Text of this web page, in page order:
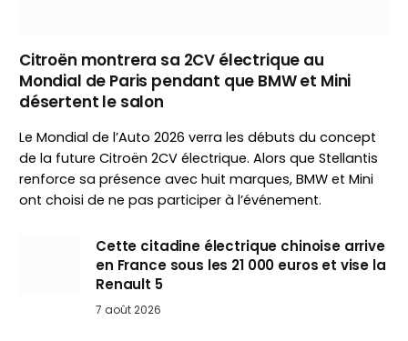
Citroën montrera sa 2CV électrique au
Mondial de Paris pendant que BMW et Mini
désertent le salon
Le Mondial de l’Auto 2026 verra les débuts du concept
de la future Citroën 2CV électrique. Alors que Stellantis
renforce sa présence avec huit marques, BMW et Mini
ont choisi de ne pas participer à l’événement.
Cette citadine électrique chinoise arrive
en France sous les 21 000 euros et vise la
Renault 5
7 août 2026